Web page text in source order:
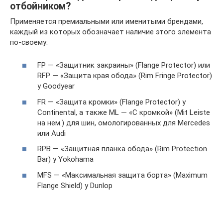
отбойником?
Применяется премиальными или именитыми брендами,
каждый из которых обозначает наличие этого элемента
по-своему:
FP — «Защитник закраины» (Flange Protector) или
RFP — «Защита края обода» (Rim Fringe Protector)
у Goodyear
FR — «Защита кромки» (Flange Protector) у
Continental, а также ML — «С кромкой» (Mit Leiste
на нем.) для шин, омологированных для Mercedes
или Audi
RPB — «Защитная планка обода» (Rim Protection
Bar) у Yokohama
MFS — «Максимальная защита борта» (Maximum
Flange Shield) у Dunlop